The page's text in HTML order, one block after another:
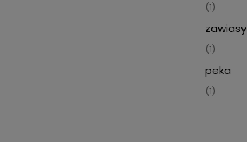
(1)
zawiasy
(1)
peka
(1)